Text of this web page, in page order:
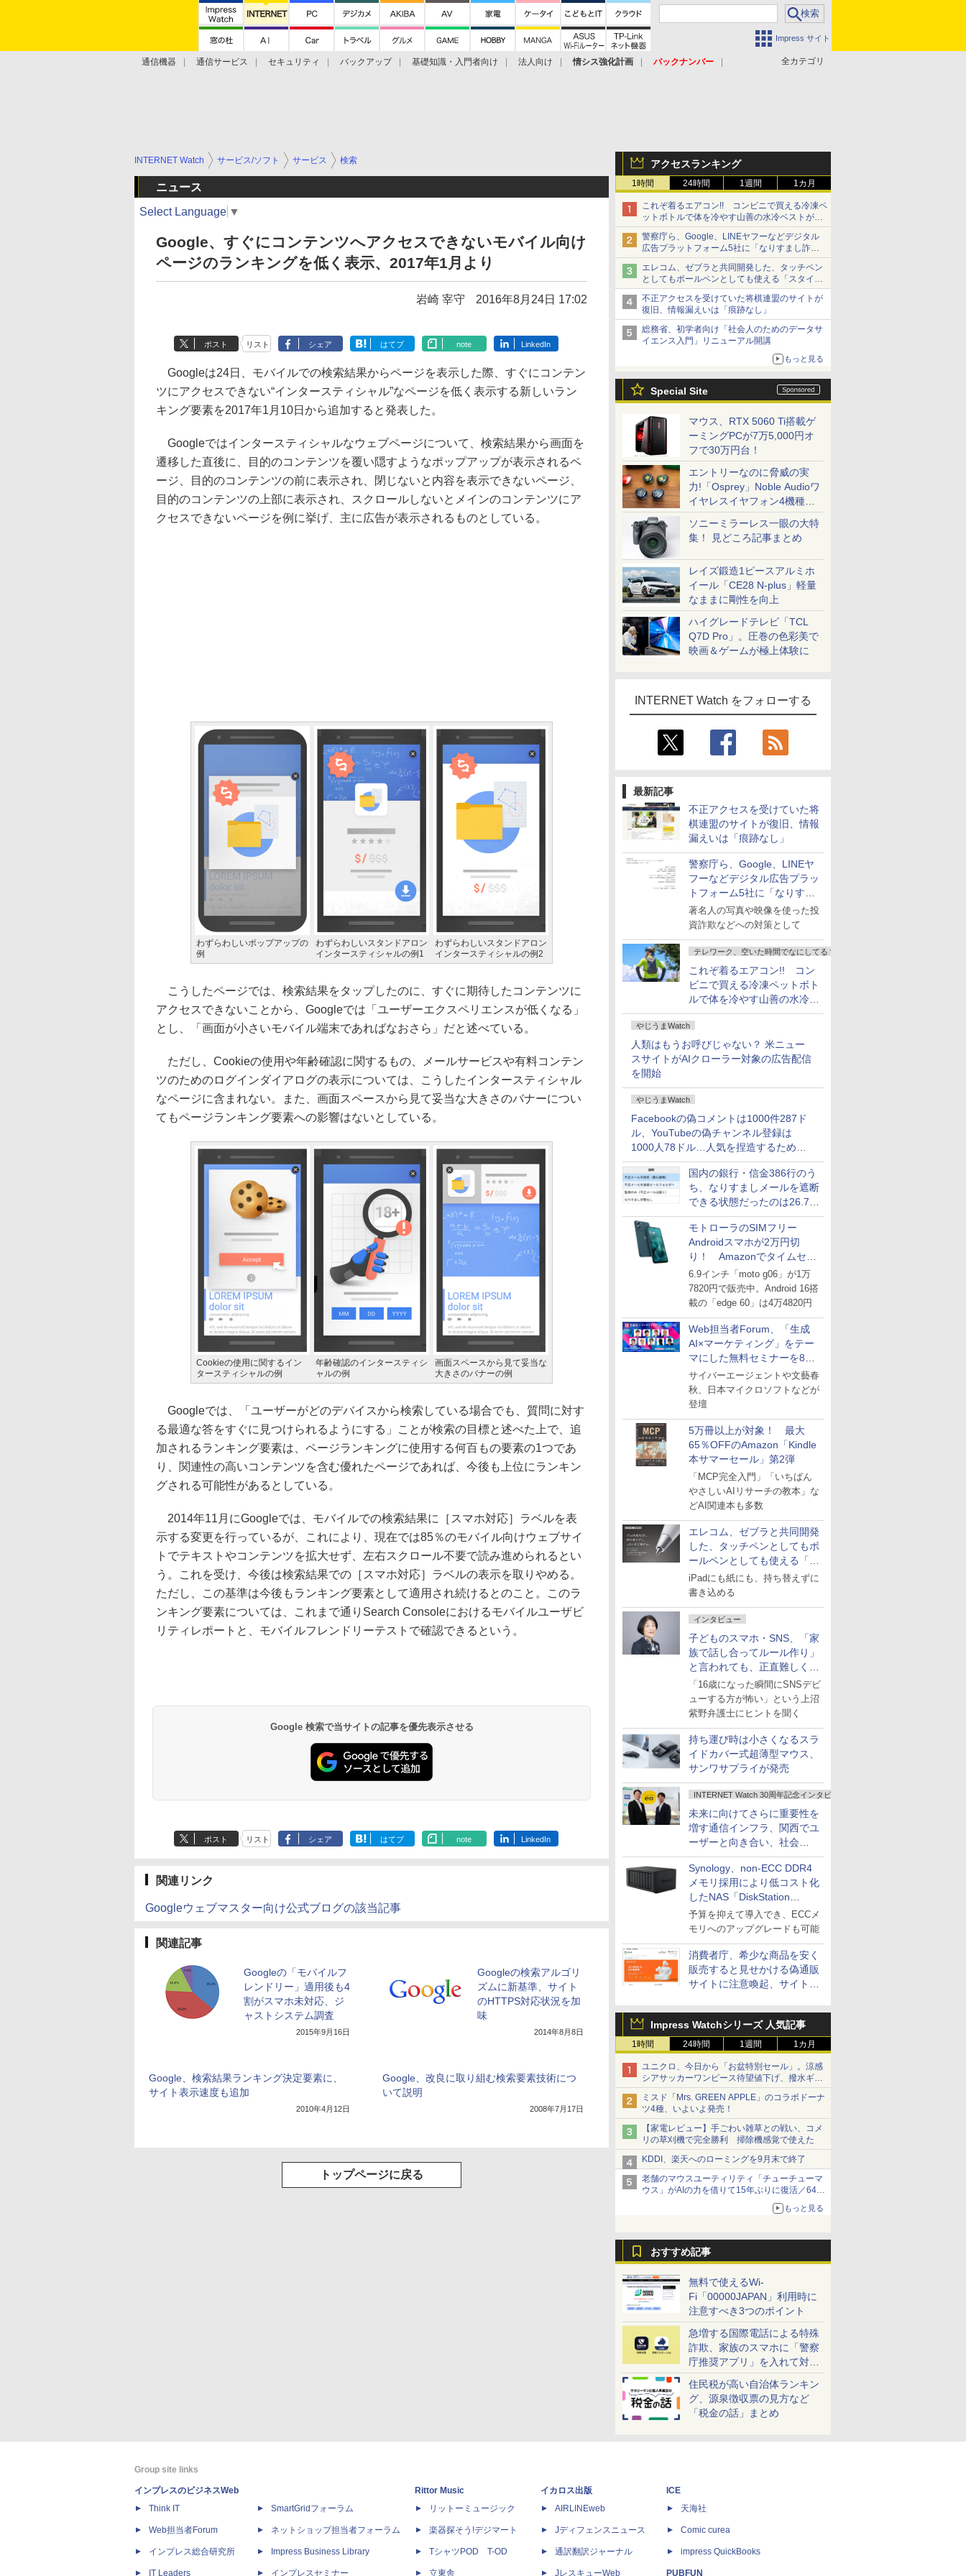
Impress サイト
全カテゴリ
通信機器 通信サービス セキュリティ バックアップ 基礎知識・入門者向け 法人向け 情シス強化計画
バックナンバー
アクセスランキング
1時間 24時間 1週間 1カ月
これぞ着るエアコン!! コンビニで買える冷凍ペ
ットボトルで体を冷やす山善の水冷ベストがロ
ードバイクにちょうどいい【ぼっち・ざ・ろー
ど！その14】【空いた時間でなにしてる？】
警察庁ら、Google、LINEヤフーなどデジタル
広告プラットフォーム5社に「なりすまし詐欺
広告」対策強化を要請 著名人の写真や映像を
使った投資詐欺などへの対策として
エレコム、ゼブラと共同開発した、タッチペン
としてもボールペンとしても使える「スタイラ
スツーウェイ」発売 iPadにも紙にも、持ち替
えずに書き込める
不正アクセスを受けていた将棋連盟のサイトが
復旧、情報漏えいは「痕跡なし」
総務省、初学者向け「社会人のためのデータサ
イエンス入門」リニューアル開講
もっと見る
Special Site
マウス、RTX 5060 Ti搭載ゲ
ーミングPCが7万5,000円オ
フで30万円台！
エントリーなのに脅威の実
力!「Osprey」Noble Audioワ
イヤレスイヤフォン4機種を
一気に聴く
ソニーミラーレス一眼の大特
集！ 見どころ記事まとめ
レイズ鍛造1ピースアルミホ
イール「CE28 N-plus」軽量
なままに剛性を向上
ハイグレードテレビ「TCL
Q7D Pro」。圧巻の色彩美で
映画＆ゲームが極上体験に
INTERNET Watch をフォローする
最新記事
不正アクセスを受けていた将
棋連盟のサイトが復旧、情報
漏えいは「痕跡なし」
警察庁ら、Google、LINEヤ
フーなどデジタル広告プラッ
トフォーム5社に「なりすま
し詐欺広告」対策強化を要請
著名人の写真や映像を使った投
資詐欺などへの対策として
テレワーク、空いた時間でなにしてる？
これぞ着るエアコン!! コン
ビニで買える冷凍ペットボト
ルで体を冷やす山善の水冷ベ
ストがロードバイクにちょう
どいい【ぼっち・ざ・ろー
ど！その14】
やじうまWatch
人類はもうお呼びじゃない？ 米ニュー
スサイトがAIクローラー対象の広告配信
を開始
やじうまWatch
Facebookの偽コメントは1000件287ド
ル、YouTubeの偽チャンネル登録は
1000人78ドル…人気を捏造するための
価格リストが公開中
国内の銀行・信金386行のう
ち、なりすましメールを遮断
できる状態だったのは26.7％
にとどまる～GMOブランド
セキュリティ調査
モトローラのSIMフリー
Androidスマホが2万円切
り！ Amazonでタイムセー
ル
6.9インチ「moto g06」が1万
7820円で販売中。Android 16搭
載の「edge 60」は4万4820円
Web担当者Forum、「生成
AI×マーケティング」をテー
マにした無料セミナーを8月
27日にオンライン開催
サイバーエージェントや文藝春
秋、日本マイクロソフトなどが
登壇
5万冊以上が対象！ 最大
65％OFFのAmazon「Kindle
本サマーセール」第2弾
「MCP完全入門」「いちばん
やさしいAIリサーチの教本」な
どAI関連本も多数
エレコム、ゼブラと共同開発
した、タッチペンとしてもボ
ールペンとしても使える「ス
タイラスツーウェイ」発売
iPadにも紙にも、持ち替えずに
書き込める
インタビュー
子どものスマホ・SNS、「家
族で話し合ってルール作り」
と言われても、正直難しくな
いですか？
「16歳になった瞬間にSNSデビ
ューする方が怖い」という上沼
紫野弁護士にヒントを聞く
持ち運び時は小さくなるスラ
イドカバー式超薄型マウス、
サンワサプライが発売
INTERNET Watch 30周年記念インタビュー
未来に向けてさらに重要性を
増す通信インフラ、関西でユ
ーザーと向き合い、社会
の“あたらしい”を起動し続け
る～オプテージ
Synology、non-ECC DDR4
メモリ採用により低コスト化
したNAS「DiskStation
neo+」シリーズ
予算を抑えて導入でき、ECCメ
モリへのアップグレードも可能
消費者庁、希少な商品を安く
販売すると見せかける偽通販
サイトに注意喚起、サイト名
Impress Watchシリーズ 人気記事
1時間 24時間 1週間 1カ月
ユニクロ、今日から「お盆特別セール」。涼感
シアサッカーワンピース待望値下げ、撥水ギア
ショーツは1990円に
ミスド「Mrs. GREEN APPLE」のコラボドーナ
ツ4種、いよいよ発売！
【家電レビュー】手ごわい雑草との戦い、コメ
リの草刈機で完全勝利 掃除機感覚で使えた
KDDI、楽天へのローミングを9月末で終了
老舗のマウスユーティリティ「チューチューマ
ウス」がAIの力を借りて15年ぶりに復活／64bit
化、Windows 10/11、「Chrome」も走り回
る。復活記念で2026年末まで500円
もっと見る
おすすめ記事
無料で使えるWi-
Fi「00000JAPAN」利用時に
注意すべき3つのポイント
急増する国際電話による特殊
詐欺、家族のスマホに「警察
庁推奨アプリ」を入れて対策
しよう！
住民税が高い自治体ランキン
グ、源泉徴収票の見方など
「税金の話」まとめ
INTERNET Watch サービス/ソフト サービス 検索
ニュース
Select Language ▼
Google、すぐにコンテンツへアクセスできないモバイル向け
ページのランキングを低く表示、2017年1月より
岩崎 宰守 2016年8月24日 17:02
ポスト リスト シェア はてブ note LinkedIn
Googleは24日、モバイルでの検索結果からページを表示した際、すぐにコンテン
ツにアクセスできない“インタースティシャル”なページを低く表示する新しいラン
キング要素を2017年1月10日から追加すると発表した。
Googleではインタースティシャルなウェブページについて、検索結果から画面を
遷移した直後に、目的のコンテンツを覆い隠すようなポップアップが表示されるペ
ージ、目的のコンテンツの前に表示され、閉じないと内容を表示できないページ、
目的のコンテンツの上部に表示され、スクロールしないとメインのコンテンツにア
クセスできないページを例に挙げ、主に広告が表示されるものとしている。
わずらわしいポップアップの
例
わずらわしいスタンドアロン
インタースティシャルの例1
わずらわしいスタンドアロン
インタースティシャルの例2
こうしたページでは、検索結果をタップしたのに、すぐに期待したコンテンツに
アクセスできないことから、Googleでは「ユーザーエクスペリエンスが低くなる」
とし、「画面が小さいモバイル端末であればなおさら」だと述べている。
ただし、Cookieの使用や年齢確認に関するもの、メールサービスや有料コンテン
ツのためのログインダイアログの表示については、こうしたインタースティシャル
なページに含まれない。また、画面スペースから見て妥当な大きさのバナーについ
てもページランキング要素への影響はないとしている。
Cookieの使用に関するイン
タースティシャルの例
年齢確認のインタースティシ
ャルの例
画面スペースから見て妥当な
大きさのバナーの例
Googleでは、「ユーザーがどのデバイスから検索している場合でも、質問に対す
る最適な答をすぐに見つけられるようにする」ことが検索の目標と述べた上で、追
加されるランキング要素は、ページランキングに使用する何百もの要素の1つであ
り、関連性の高いコンテンツを含む優れたページであれば、今後も上位にランキン
グされる可能性があるとしている。
2014年11月にGoogleでは、モバイルでの検索結果に［スマホ対応］ラベルを表
示する変更を行っているが、これにより、現在では85％のモバイル向けウェブサイ
トでテキストやコンテンツを拡大せず、左右スクロール不要で読み進められるとい
う。これを受け、今後は検索結果での［スマホ対応］ラベルの表示を取りやめる。
ただし、この基準は今後もランキング要素として適用され続けるとのこと。このラ
ンキング要素については、これまで通りSearch Consoleにおけるモバイルユーザビ
リティレポートと、モバイルフレンドリーテストで確認できるという。
Google 検索で当サイトの記事を優先表示させる
ポスト リスト シェア はてブ note LinkedIn
関連リンク
Googleウェブマスター向け公式ブログの該当記事
関連記事
Googleの「モバイルフ
レンドリー」適用後も4
割がスマホ未対応、ジ
ャストシステム調査
2015年9月16日
Googleの検索アルゴリ
ズムに新基準、サイト
のHTTPS対応状況を加
味
2014年8月8日
Google、検索結果ランキング決定要素に、
サイト表示速度も追加
2010年4月12日
Google、改良に取り組む検索要素技術につ
いて説明
2008年7月17日
トップページに戻る
Group site links
インプレスのビジネスWeb
Think IT
Web担当者Forum
インプレス総合研究所
IT Leaders
SmartGridフォーラム
ネットショップ担当者フォーラム
Impress Business Library
インプレスセミナー
Rittor Music
リットーミュージック
楽器探そう!デジマート
TシャツPOD T-OD
立東舎
イカロス出版
AIRLINEweb
Jディフェンスニュース
通訳翻訳ジャーナル
JレスキューWeb
ICE
天海社
Comic curea
impress QuickBooks
PUBFUN